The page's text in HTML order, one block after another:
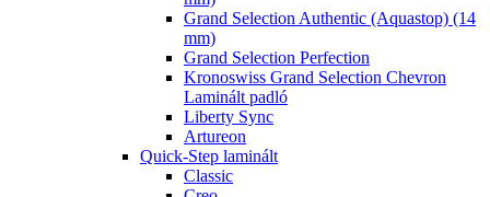
Grand Selection Authentic (Aquastop) (14
mm)
Grand Selection Perfection
Kronoswiss Grand Selection Chevron
Laminált padló
Liberty Sync
Artureon
Quick-Step laminált
Classic